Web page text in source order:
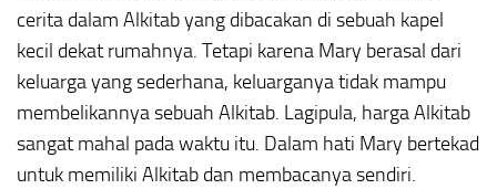
cerita dalam Alkitab yang dibacakan di sebuah kapel
kecil dekat rumahnya. Tetapi karena Mary berasal dari
keluarga yang sederhana, keluarganya tidak mampu
membelikannya sebuah Alkitab. Lagipula, harga Alkitab
sangat mahal pada waktu itu. Dalam hati Mary bertekad
untuk memiliki Alkitab dan membacanya sendiri.